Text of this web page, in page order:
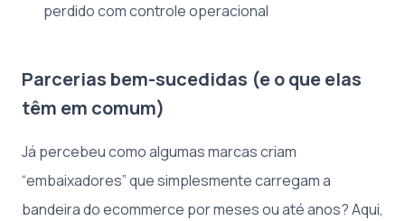
perdido com controle operacional
Parcerias bem-sucedidas (e o que elas
têm em comum)
Já percebeu como algumas marcas criam
“embaixadores” que simplesmente carregam a
bandeira do ecommerce por meses ou até anos? Aqui,